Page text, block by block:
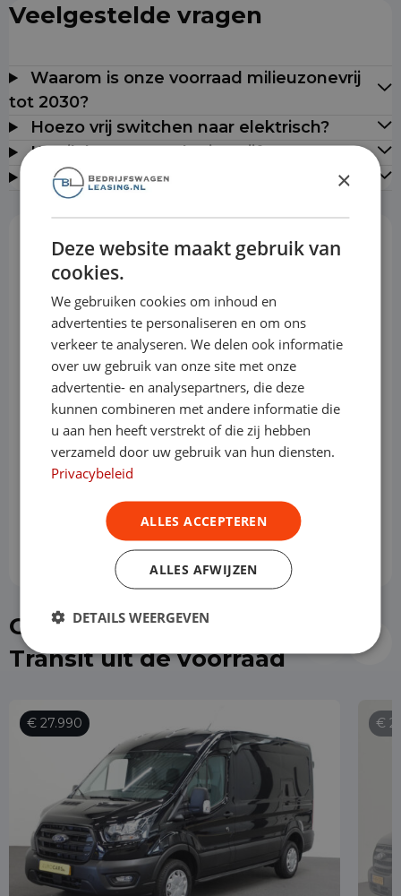
Veelgestelde vragen
Waarom is onze voorraad milieuzonevrij
tot 2030?
Hoezo vrij switchen naar elektrisch?
Kan ik leasen zonder jaarcijfers?
Leveren jullie door heel Nederland?
Rekentool
Aanbetaling
Looptijd
Slottermijn
€ 892,66
Of kies direct een Ford
Transit uit de voorraad
€ 27.990 €
×
Deze website maakt gebruik van
cookies.
We gebruiken cookies om inhoud en
advertenties te personaliseren en om ons
verkeer te analyseren. We delen ook informatie
over uw gebruik van onze site met onze
advertentie- en analysepartners, die deze
kunnen combineren met andere informatie die
u aan hen heeft verstrekt of die zij hebben
verzameld door uw gebruik van hun diensten.
Privacybeleid
ALLES ACCEPTEREN
ALLES AFWIJZEN
DETAILS WEERGEVEN